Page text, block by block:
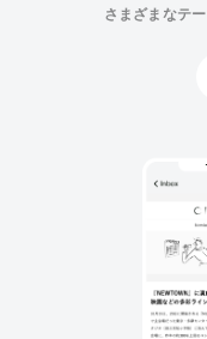
さまざまなテ